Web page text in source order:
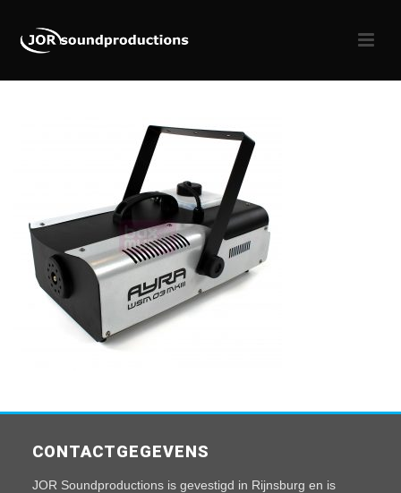
CONTACTGEGEVENS
JOR Soundproductions is gevestigd in Rijnsburg en is